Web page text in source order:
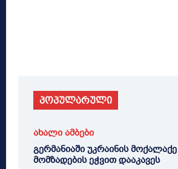
პოპულარული
ახალი ამბები
გერმანიაში უკრაინის
მომზადების ეჭვით დააკავეს